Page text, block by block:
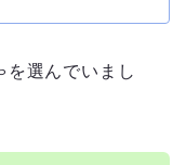
を選んでいまし